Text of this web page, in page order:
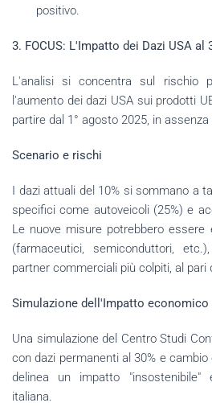
positivo.
3. FOCUS: L'Impatto dei Dazi USA al
L'analisi si concentra sul rischio
l'aumento dei dazi USA sui prodotti
partire dal 1° agosto 2025, in
Scenario e rischi
I dazi attuali del 10% si sommano a
specifici come autoveicoli (25%) e
Le nuove misure potrebbero
(farmaceutici, semiconduttori,
partner commerciali più colpiti, al pari
Simulazione dell'Impatto economico
Una simulazione del Centro Studi
con dazi permanenti al 30% e
delinea un impatto "insostenibile"
italiana.